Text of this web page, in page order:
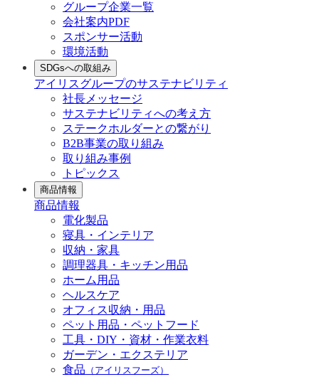
グループ企業一覧
会社案内PDF
スポンサー活動
環境活動
SDGsへの取組み
アイリスグループのサステナビリティ
社長メッセージ
サステナビリティへの考え方
ステークホルダーとの繋がり
B2B事業の取り組み
取り組み事例
トピックス
商品情報
商品情報
電化製品
寝具・インテリア
収納・家具
調理器具・キッチン用品
ホーム用品
ヘルスケア
オフィス収納・用品
ペット用品・ペットフード
工具・DIY・資材・作業衣料
ガーデン・エクステリア
食品 （アイリスフーズ）